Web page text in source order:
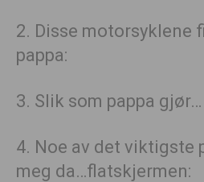
2. Disse motorsyklene
pappa:
3. Slik som pappa gjør…
4. Noe av det viktigste
meg da…flatskjermen: